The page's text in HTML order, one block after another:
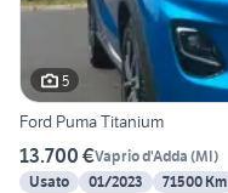
5
Ford Puma Titanium
13.700 €Vaprio d'Adda (MI)
Usato
01/2023 71500 Km